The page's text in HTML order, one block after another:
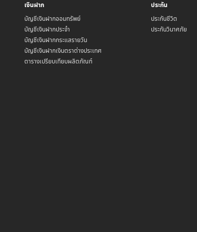
เงินฝาก
บัญชีเงินฝากออมทรัพย์
บัญชีเงินฝากประจำ
บัญชีเงินฝากกระแสรายวัน
บัญชีเงินฝากเงินตราต่างประเทศ
ตารางเปรียบเทียบผลิตภัณฑ์
ประกัน
ประกันชีวิต
ประกันวินาศภัย